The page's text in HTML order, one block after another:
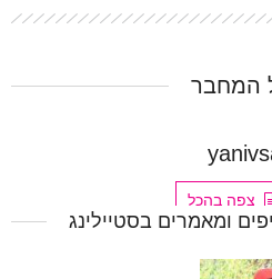
המחבר
צפה בהכל
ומאמרים בסטיילינג